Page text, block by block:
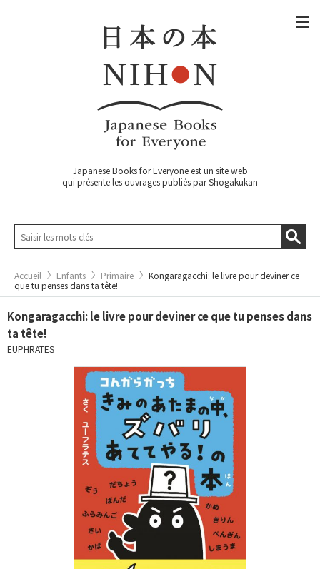
Japanese Books for Everyone est un site web
qui présente les ouvrages publiés par Shogakukan
Accueil Enfants Primaire
Kongaragacchi: le livre pour deviner ce
que tu penses dans ta tête!
Kongaragacchi: le livre pour deviner ce que tu penses dans
ta tête!
EUPHRATES